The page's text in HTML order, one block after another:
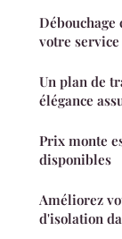
votre service
Un plan de
élégance
Prix monte
disponibles
Améliorez
d'isolation